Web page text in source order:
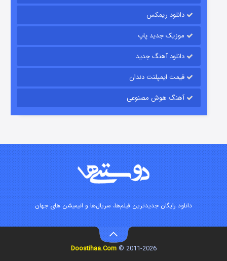
قسمت
قسمت۱۵ (دوبله) منتشر شد
دانلود ریمکس
موزیک جدید پاپ
دانلود آهنگ جدید
قیمت ایمپلنت دندان
آهنگ هوش مصنوعی
دانلود رایگان جدیدترین فیلم‌ها، سریال‌ها و انیمیشن های جهان
2011-2026 ©
Doostihaa.Com